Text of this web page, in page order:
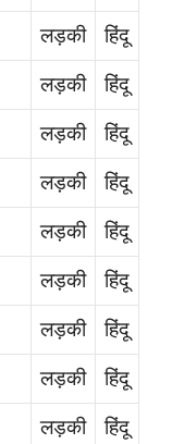
लड़की
हिंदू
लड़की
हिंदू
लड़की
हिंदू
लड़की
हिंदू
लड़की
हिंदू
लड़की
हिंदू
लड़की
हिंदू
लड़की
हिंदू
लड़की
हिंदू